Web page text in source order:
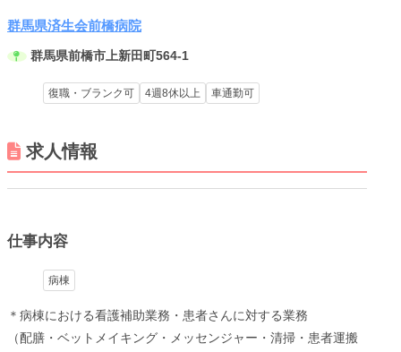
群馬県済生会前橋病院
群馬県前橋市上新田町564-1
復職・ブランク可 4週8休以上 車通勤可
求人情報
仕事内容
病棟
＊病棟における看護補助業務・患者さんに対する業務
（配膳・ベットメイキング・メッセンジャー・清掃・患者運搬